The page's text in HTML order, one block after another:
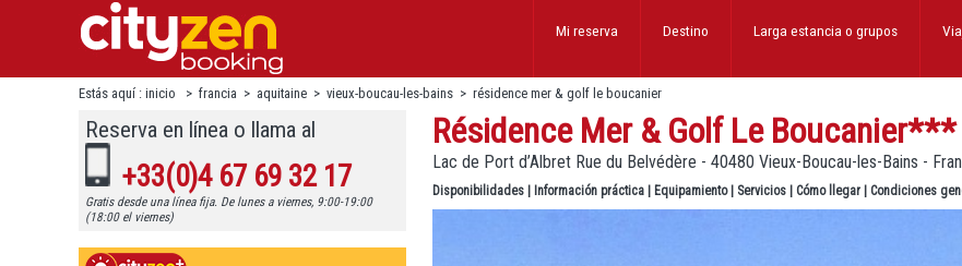
Larga estancia o grupos
Destino
Mi reserva
Estás aquí : inicio > francia > aquitaine > vieux-boucau-les-bains > résidence mer & golf le boucanier
Reserva en línea o llama al
+33(0)4 67 69 32 17
Gratis desde una línea fija. De lunes a viernes, 9:00-19:00
(18:00 el viernes)
Résidence Mer & Golf Le Boucanier***
Lac de Port d’Albret Rue du Belvédère - 40480 Vieux-Boucau-les-Bains -
Disponibilidades Información práctica Equipamiento| Servicios Cómo llegar Condiciones